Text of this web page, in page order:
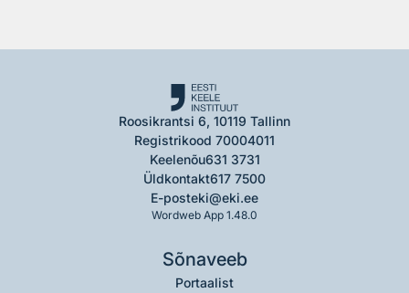
Roosikrantsi 6, 10119 Tallinn
Registrikood 70004011
Keelenõu631 3731
Üldkontakt617 7500
E-posteki@eki.ee
Wordweb App 1.48.0
Sõnaveeb
Portaalist